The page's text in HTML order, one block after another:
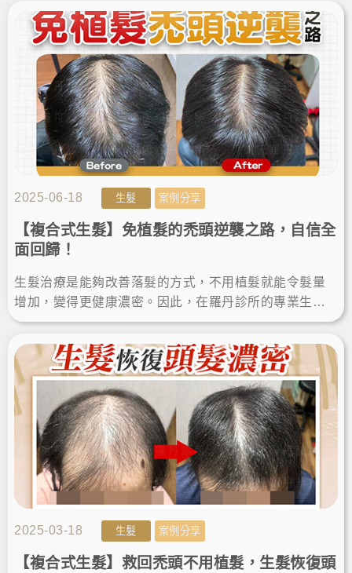
成功找回濃密！
2025-06-18 生髮 案例分享
【複合式生髮】免植髮的禿頭逆襲之路，自信全
面回歸！
生髮治療是能夠改善落髮的方式，不用植髮就能令髮量
增加，變得更健康濃密。因此，在羅丹診所的專業生髮
幫助下，生髮效果日漸有感，終於輕鬆揮別禿頭，自信
跟著回歸！
2025-03-18 生髮 案例分享
【複合式生髮】救回禿頭不用植髮，生髮恢復頭